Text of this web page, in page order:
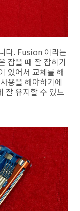
다. Fusion 이라는
잡을 때 잘 잡히기
있어서 교체를 해
용을 해야하기에
잘 유지할 수 있느